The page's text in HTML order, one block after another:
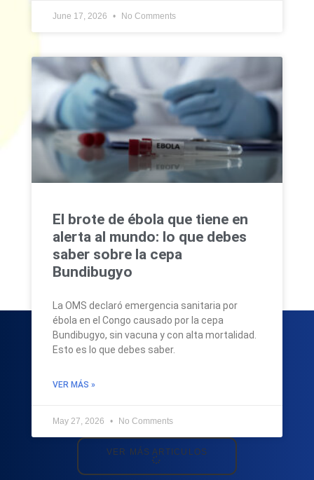
June 17, 2026 No Comments
El brote de ébola que tiene en
alerta al mundo: lo que debes
saber sobre la cepa
Bundibugyo
La OMS declaró emergencia sanitaria por
ébola en el Congo causado por la cepa
Bundibugyo, sin vacuna y con alta mortalidad.
Esto es lo que debes saber.
VER MÁS »
May 27, 2026 No Comments
VER MÁS ARTICULOS